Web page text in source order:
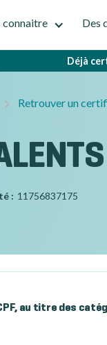
connaitre Des
Déjà
Retrouver un
: 11756837175
au titre des